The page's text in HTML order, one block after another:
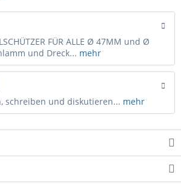
FÜR ALLE Ø 47MM und Ø
und Dreck... mehr
schreiben und diskutieren... mehr